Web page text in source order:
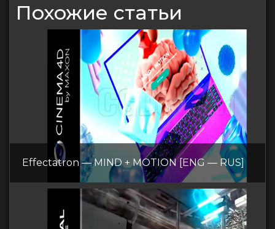
Похожие статьи
Effectatron — MIND + MOTION [ENG — RUS]